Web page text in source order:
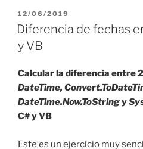
con
en
C#
y
PUBLICADO
EL
12/06/2019
Diferencia de fechas
y VB
Calcular la diferencia entre
DateTime,
DateTime.Now.ToStringy
C# y VB
Este es un ejercicio muy